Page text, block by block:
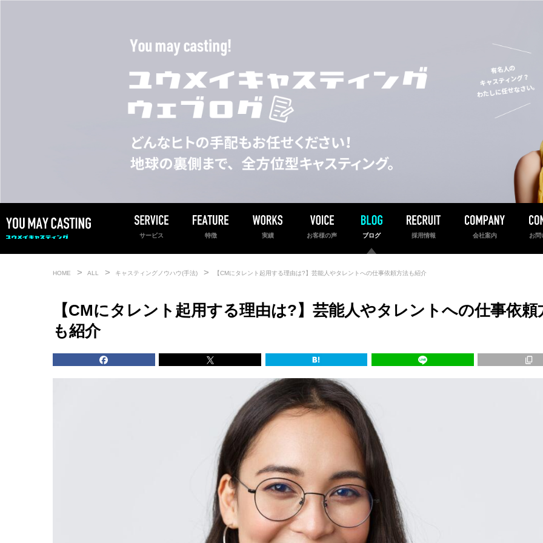
サービス 特徴 実績 お客様の声 ブログ 採用情報 会社案内 お問
HOME ALL キャスティングノウハウ(手法) 【CMにタレント起用する理由は?】芸能人やタレントへの仕事依頼方法も紹介
【CMにタレント起用する理由は?】芸能人やタレントへの仕事依頼
も紹介